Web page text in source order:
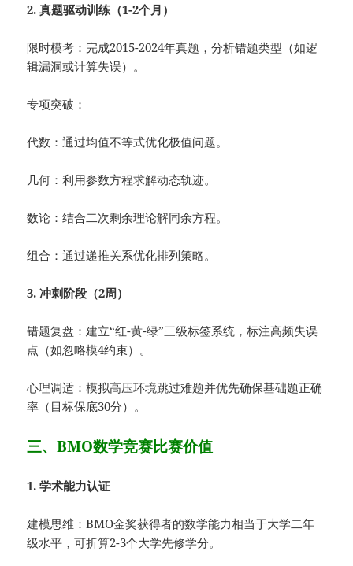
2. 真题驱动训练（1-2个月）
限时模考：完成2015-2024年真题，分析错题类型（如逻
辑漏洞或计算失误）。
专项突破：
代数：通过均值不等式优化极值问题。
几何：利用参数方程求解动态轨迹。
数论：结合二次剩余理论解同余方程。
组合：通过递推关系优化排列策略。
3. 冲刺阶段（2周）
错题复盘：建立“红-黄-绿”三级标签系统，标注高频失误
点（如忽略模4约束）。
心理调适：模拟高压环境跳过难题并优先确保基础题正确
率（目标保底30分）。
三、BMO数学竞赛比赛价值
1. 学术能力认证
建模思维：BMO金奖获得者的数学能力相当于大学二年
级水平，可折算2-3个大学先修学分。